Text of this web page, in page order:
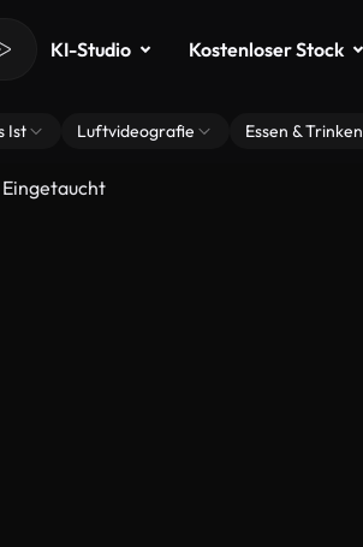
KI-Studio Kostenloser Stock
Ist Luftvideografie Essen & Trinken
Eingetaucht